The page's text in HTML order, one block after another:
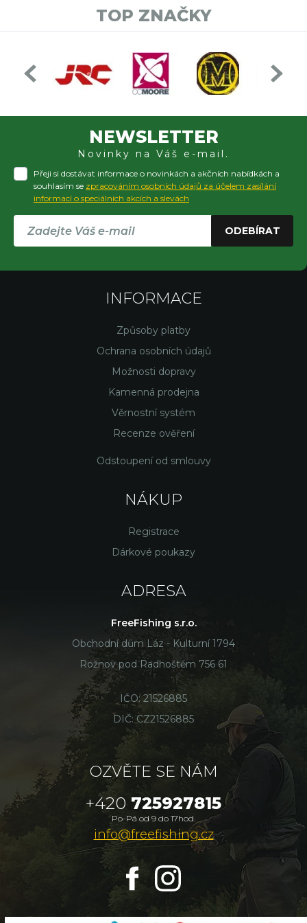
TOP ZNAČKY
NEWSLETTER
Novinky na Váš e-mail.
Přeji si dostávat informace o novinkách a akčních nabídkách a
souhlasím se zpracováním osobních údajů za účelem zasílání
informací o speciálních akcích a slevách
ODEBÍRAT
INFORMACE
Způsoby platby
Ochrana osobních údajů
Možnosti dopravy
Kamenná prodejna
Věrnostní systém
Recenze ověření
Odstoupení od smlouvy
NÁKUP
Registrace
Dárkové poukazy
ADRESA
FreeFishing s.r.o.
Obchodní dům Láz - Kulturní 1794
Rožnov pod Radhoštěm 756 61
IČO: 21526885
DIČ: CZ21526885
OZVĚTE SE NÁM
+420 725927815
Po-Pá od 9 do 17hod.
info@freefishing.cz